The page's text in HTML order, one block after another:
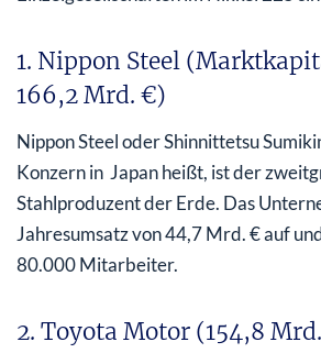
1. Nippon Steel
166,2 Mrd. €)
Nippon Steel oder Shinnittetsu
Konzern in Japan heißt, ist der
Stahlproduzent der Erde. Das
Jahresumsatz von 44,7 Mrd. € auf
80.000 Mitarbeiter.
2. Toyota Motor (154,8